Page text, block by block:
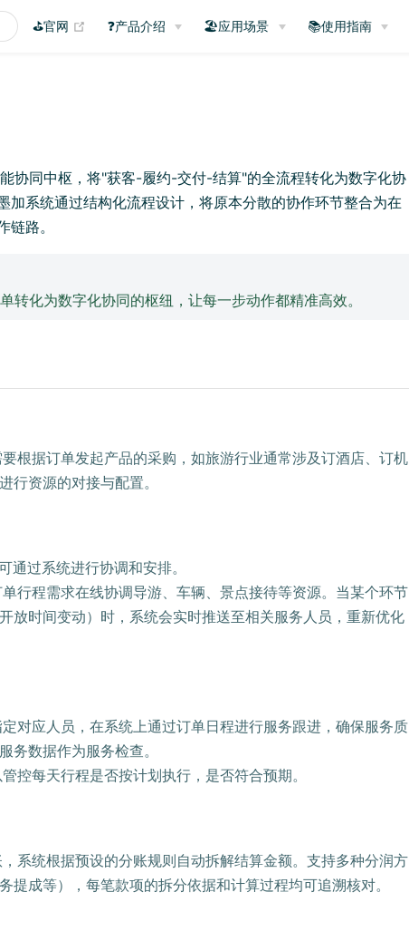
⛳官网 (opens new window)
❓产品介绍 🏖️应用场景 📚使用指南
协同中枢，将"获客-履约-交付-结算"的全流程转化为数字化协
加系统通过结构化流程设计，将原本分散的协作环节整合为在
路。
转化为数字化协同的枢纽，让每一步动作都精准高效。
根据订单发起产品的采购，如旅游行业通常涉及订酒店、订机
行资源的对接与配置。
过系统进行协调和安排。
行程需求在线协调导游、车辆、景点接待等资源。当某个环节
放时间变动）时，系统会实时推送至相关服务人员，重新优化
对应人员，在系统上通过订单日程进行服务跟进，确保服务质
务数据作为服务检查。
控每天行程是否按计划执行，是否符合预期。
系统根据预设的分账规则自动拆解结算金额。支持多种分润方
提成等），每笔款项的拆分依据和计算过程均可追溯核对。